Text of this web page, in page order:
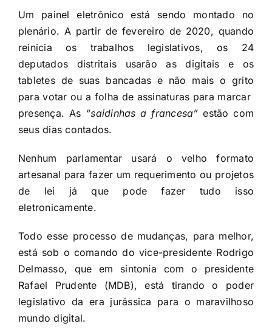
Um painel eletrônico está sendo montado no
plenário. A partir de fevereiro de 2020, quando
reinicia os trabalhos legislativos, os 24
deputados distritais usarão as digitais e os
tabletes de suas bancadas e não mais o grito
para votar ou a folha de assinaturas para marcar
presença. As “saidinhas a francesa” estão com
seus dias contados.
Nenhum parlamentar usará o velho formato
artesanal para fazer um requerimento ou projetos
de lei já que pode fazer tudo isso
eletronicamente.
Todo esse processo de mudanças, para melhor,
está sob o comando do vice-presidente Rodrigo
Delmasso, que em sintonia com o presidente
Rafael Prudente (MDB), está tirando o poder
legislativo da era jurássica para o maravilhoso
mundo digital.